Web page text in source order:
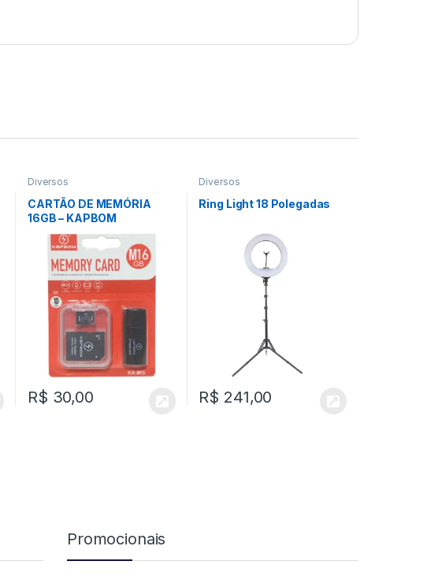
Diversos
CARTÃO DE MEMÓRIA
16GB – KAPBOM
R$ 30,00
Diversos
Ring Light 18 Polegadas
R$ 241,00
Promocionais